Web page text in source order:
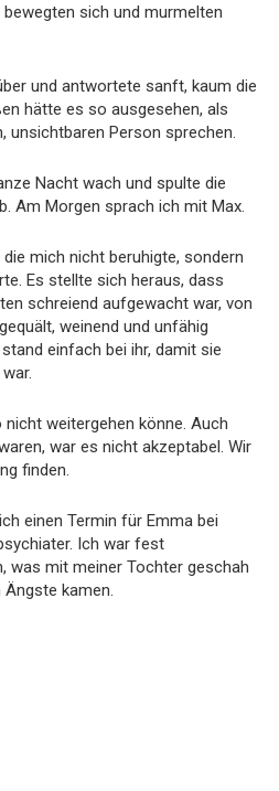
sich und murmelten
und antwortete sanft, kaum die
hätte es so ausgesehen, als
unsichtbaren Person sprechen.
Nacht wach und spulte die
Am Morgen sprach ich mit Max.
mich nicht beruhigte, sondern
Es stellte sich heraus, dass
schreiend aufgewacht war, von
weinend und unfähig
einfach bei ihr, damit sie
weitergehen könne. Auch
war es nicht akzeptabel. Wir
finden.
einen Termin für Emma bei
Ich war fest
was mit meiner Tochter geschah
kamen.